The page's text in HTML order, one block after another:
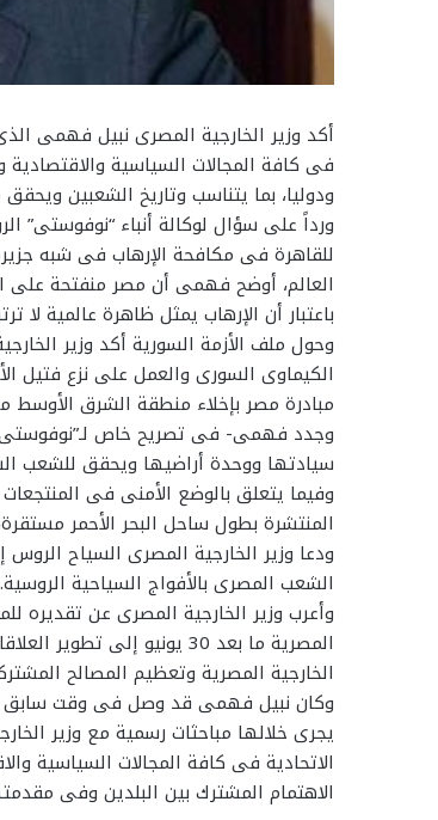
أكد وزير الخارجية المصرى نبيل فهمى
فى كافة المجالات السياسية والاقتصادية
ودوليا، بما يتناسب وتاريخ الشعبين
ورداً على سؤال لوكالة أنباء “نوفوستى”
للقاهرة فى مكافحة الإرهاب فى شبه
العالم، أوضح فهمى أن مصر منفتحة على
باعتبار أن الإرهاب يمثل ظاهرة عالمية
وحول ملف الأزمة السورية أكد وزير
الكيماوى السورى والعمل على نزع فتيل
مبادرة مصر بإخلاء منطقة الشرق الأوسط
وجدد فهمى- فى تصريح خاص
سيادتها ووحدة أراضيها ويحقق للشعب
وفيما يتعلق بالوضع الأمنى فى
المنتشرة بطول ساحل البحر الأحمر
ودعا وزير الخارجية المصرى السياح
الشعب المصرى بالأفواج السياحية الروسية.
وأعرب وزير الخارجية المصرى عن تقديره
المصرية ما بعد 30 يونيو
الخارجية المصرية وتعظيم المصالح
وكان نبيل فهمى قد وصل فى وقت سابق
يجرى خلالها مباحثات رسمية مع وزير
الاتحادية فى كافة المجالات السياسية
الاهتمام المشترك بين البلدين وفى